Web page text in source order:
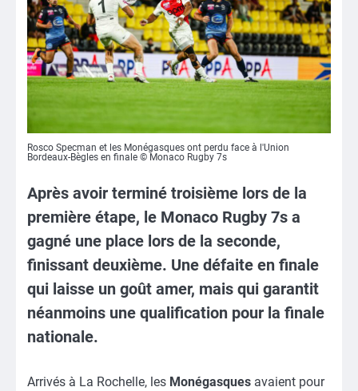
Rosco Specman et les Monégasques ont perdu face à l'Union
Bordeaux-Bègles en finale © Monaco Rugby 7s
Après avoir terminé troisième lors de la
première étape, le Monaco Rugby 7s a
gagné une place lors de la seconde,
finissant deuxième. Une défaite en finale
qui laisse un goût amer, mais qui garantit
néanmoins une qualification pour la finale
nationale.
Arrivés à La Rochelle, les Monégasques avaient pour